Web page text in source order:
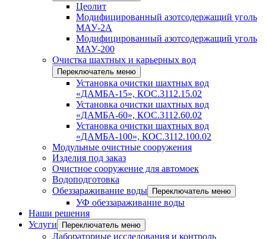
Цеолит
Модифицированный азотсодержащий уголь
МАУ-2А
Модифицированный азотсодержащий уголь
МАУ-200
Очистка шахтных и карьерных вод
Переключатель меню
Установка очистки шахтных вод
«ДАМБА-15», КОС.3112.15.02
Установка очистки шахтных вод
«ДАМБА-60», КОС.3112.60.02
Установка очистки шахтных вод
«ДАМБА-100», КОС.3112.100.02
Модульные очистные сооружения
Изделия под заказ
Очистное сооружение для автомоек
Водоподготовка
Обеззараживание воды
Переключатель меню
УФ обеззараживание воды
Наши решения
Услуги
Переключатель меню
Лабораторные исследования и контроль